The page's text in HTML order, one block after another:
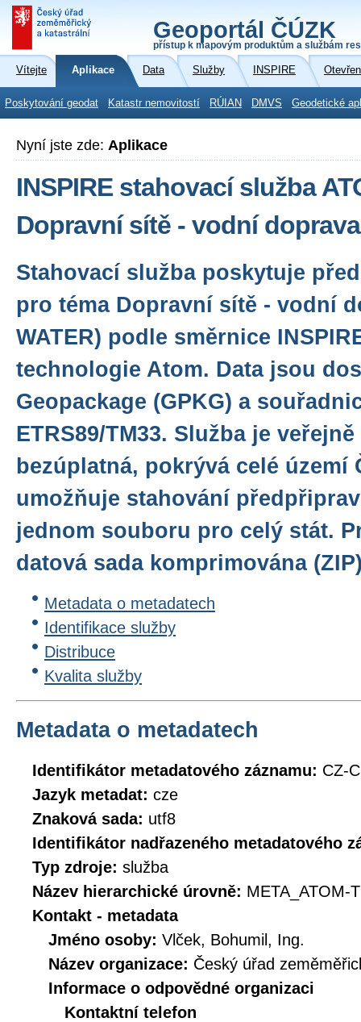
Geoportál ČÚZK
přístup k mapovým produktům a službám
Vítejte Aplikace Data Služby INSPIRE
Poskytování geodat Katastr nemovitostí RÚIAN DMVS Geodetické
Nyní jste zde: Aplikace
INSPIRE stahovací služba
Dopravní sítě - vodní doprava
Stahovací služba poskytuje
pro téma Dopravní sítě - vodní
WATER) podle směrnice
technologie Atom. Data jsou
Geopackage (GPKG) a
ETRS89/TM33. Služba je
bezúplatná, pokrývá celé území
umožňuje stahování
jednom souboru pro celý stát.
datová sada komprimována
Metadata o metadatech
Identifikace služby
Distribuce
Kvalita služby
Metadata o metadatech
Identifikátor metadatového záznamu: CZ-
Jazyk metadat: cze
Znaková sada: utf8
Identifikátor nadřazeného metadatového
Typ zdroje: služba
Název hierarchické úrovně: META_ATOM-
Kontakt - metadata
Jméno osoby: Vlček, Bohumil, Ing.
Název organizace: Český úřad
Informace o odpovědné organizaci
Kontaktní telefon